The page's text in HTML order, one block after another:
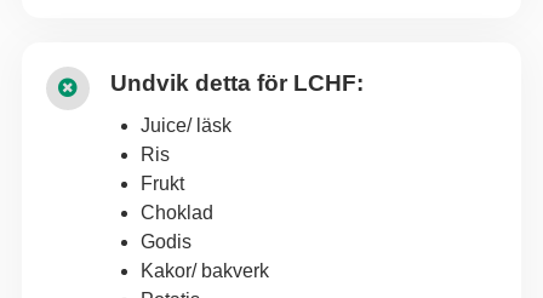
Undvik detta för LCHF:
Juice/ läsk
Ris
Frukt
Choklad
Godis
Kakor/ bakverk